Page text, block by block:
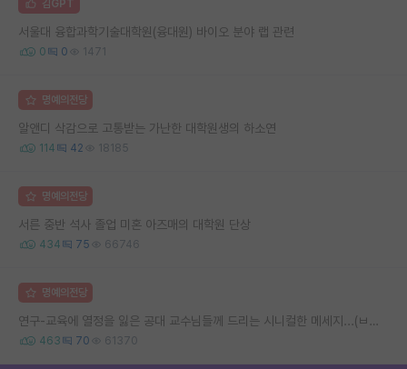
김GPT
서울대 융합과학기술대학원(융대원) 바이오 분야 랩 관련
0 0 1471
명예의전당
알앤디 삭감으로 고통받는 가난한 대학원생의 하소연
114 42 18185
명예의전당
서른 중반 석사 졸업 미혼 아즈매의 대학원 단상
434 75 66746
명예의전당
연구-교육에 열정을 잃은 공대 교수님들께 드리는 시니컬한 메세지...(ㅂㄷㅂㄷ)
463 70 61370